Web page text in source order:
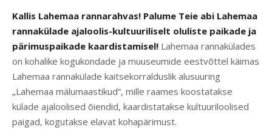
Kallis Lahemaa rannarahvas! Palume Teie abi Lahemaa
rannakülade ajaloolis-kultuuriliselt oluliste paikade ja
pärimuspaikade kaardistamisel! Lahemaa rannakülades
on kohalike kogukondade ja muuseumide eestvõttel käimas
Lahemaa rannakülade kaitsekorralduslik alusuuring
„Lahemaa mälumaastikud“, mille raames koostatakse
külade ajaloolised õiendid, kaardistatakse kultuuriloolised
paigad, kogutakse elavat kohapärimust.